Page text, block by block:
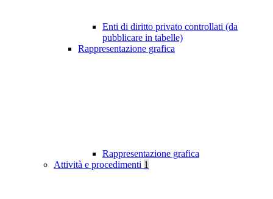
Enti di diritto privato controllati (da
pubblicare in tabelle)
Rappresentazione grafica
Rappresentazione grafica
Attività e procedimenti 1